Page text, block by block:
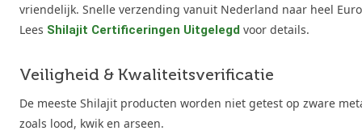
vriendelijk. Snelle verzending vanuit Nederland naar heel
Lees Shilajit Certificeringen Uitgelegd voor details.
Veiligheid & Kwaliteitsverificatie
De meeste Shilajit producten worden niet getest op zware
zoals lood, kwik en arseen.